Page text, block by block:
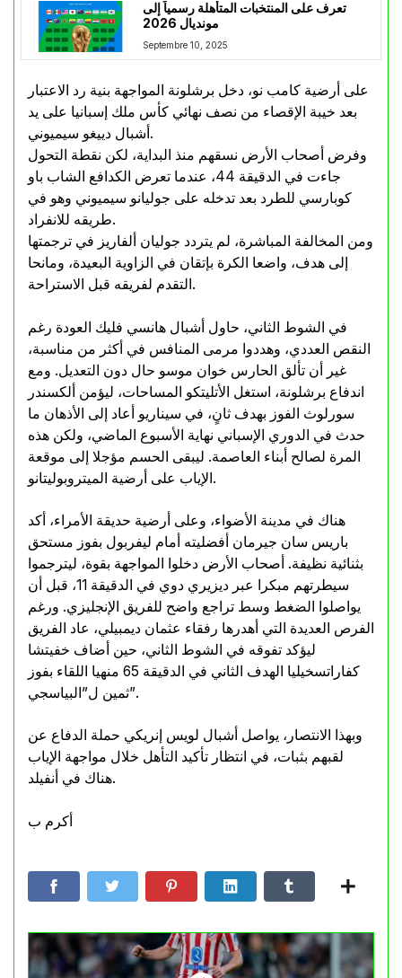
تعرف على المنتخبات المتأهلة رسمياً إلى
مونديال 2026
Septembre 10, 2025
على أرضية كامب نو، دخل برشلونة المواجهة بنية رد الاعتبار
بعد خيبة الإقصاء من نصف نهائي كأس ملك إسبانيا على يد
أشبال دييغو سيميوني.
وفرض أصحاب الأرض نسقهم منذ البداية، لكن نقطة التحول
جاءت في الدقيقة 44، عندما تعرض الكدافع الشاب باو
كوبارسي للطرد بعد تدخله على جوليانو سيميوني وهو في
طريقه للانفراد.
ومن المخالفة المباشرة، لم يتردد جوليان ألفاريز في ترجمتها
إلى هدف، واضعا الكرة بإتقان في الزاوية البعيدة، ومانحا
التقدم لفريقه قبل الاستراحة.
في الشوط الثاني، حاول أشبال هانسي فليك العودة رغم
النقص العددي، وهددوا مرمى المنافس في أكثر من مناسبة،
غير أن تألق الحارس خوان موسو حال دون التعديل. ومع
اندفاع برشلونة، استغل الأتليتكو المساحات، ليؤمن ألكسندر
سورلوث الفوز بهدف ثانٍ، في سيناريو أعاد إلى الأذهان ما
حدث في الدوري الإسباني نهاية الأسبوع الماضي، ولكن هذه
المرة لصالح أبناء العاصمة. ليبقى الحسم مؤجلا إلى موقعة
الإياب على أرضية الميتروبوليتانو.
هناك في مدينة الأضواء، وعلى أرضية حديقة الأمراء، أكد
باريس سان جيرمان أفضليته أمام ليفربول بفوز مستحق
بثنائية نظيفة. أصحاب الأرض دخلوا المواجهة بقوة، ليترجموا
سيطرتهم مبكرا عبر ديزيري دوي في الدقيقة 11، قبل أن
يواصلوا الضغط وسط تراجع واضح للفريق الإنجليزي. ورغم
الفرص العديدة التي أهدرها رفقاء عثمان ديمبيلي، عاد الفريق
ليؤكد تفوقه في الشوط الثاني، حين أضاف خفيتشا
كفاراتسخيليا الهدف الثاني في الدقيقة 65 منهيا اللقاء بفوز
ثمين ل”البياسجي”.
وبهذا الانتصار، يواصل أشبال لويس إنريكي حملة الدفاع عن
لقبهم بثبات، في انتظار تأكيد التأهل خلال مواجهة الإياب
هناك في أنفيلد.
أكرم ب